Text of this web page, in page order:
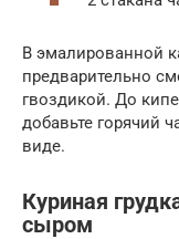
В эмалированной
предварительно
гвоздикой. До
добавьте горячий
виде.
Куриная
сыром